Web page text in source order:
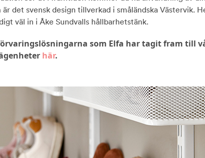
är det svensk design tillverkad i småländska Västervik.
väl in i Åke Sundvalls hållbarhetstänk.
som Elfa har tagit fram till
här.